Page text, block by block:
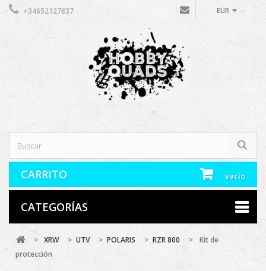
EUR
+34652127837
CARRITO vacío
CATEGORÍAS
> XRW > UTV > POLARIS > RZR 800 >
Kit de
protección